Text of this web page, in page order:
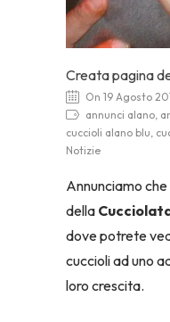
Creata pagina
On 19 Agosto
annunci alano,
cuccioli alano blu,
Notizie
Annunciamo
della
dove potrete
cuccioli ad uno
loro crescita.